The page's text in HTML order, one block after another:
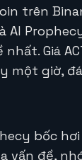
trên
AI
Giá
một giờ,
bốc hơi
vấn đề,